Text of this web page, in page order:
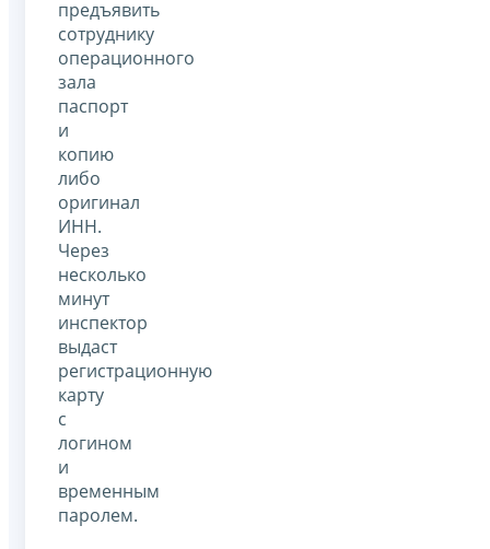
предъявить
сотруднику
операционного
зала
паспорт
и
копию
либо
оригинал
ИНН.
Через
несколько
минут
инспектор
выдаст
регистрационную
карту
с
логином
и
временным
паролем.